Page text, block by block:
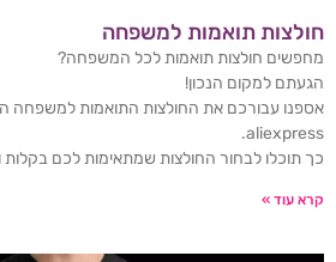
חולצות תואמות למשפחה
מחפשים חולצות תואמות לכל המשפחה?
הגעתם למקום הנכון!
אספנו עבורכם את החולצות התואמות למשפחה
aliexpress.
כך תוכלו לבחור החולצות שמתאימות לכם בקלות
קרא עוד »